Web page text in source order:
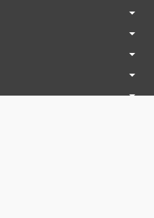
arrow_drop_down
arrow_drop_down
arrow_drop_down
arrow_drop_down
arrow_drop_down